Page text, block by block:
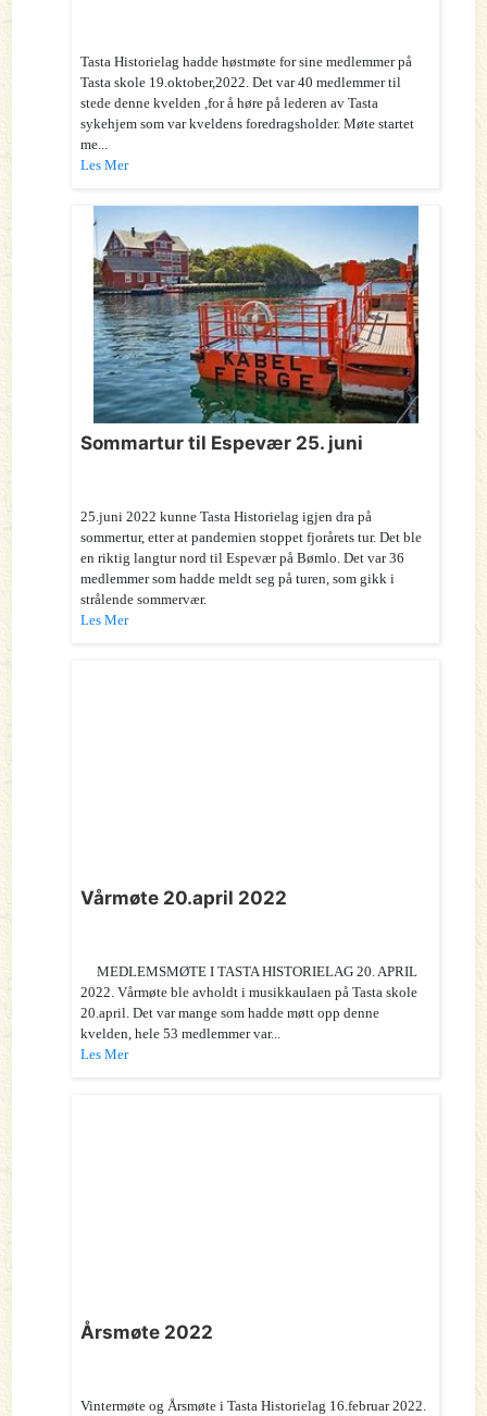
Tasta Historielag hadde høstmøte for sine medlemmer på
Tasta skole 19.oktober,2022. Det var 40 medlemmer til
stede denne kvelden ,for å høre på lederen av Tasta
sykehjem som var kveldens foredragsholder. Møte startet
me...
Les Mer
Sommartur til Espevær 25. juni
25.juni 2022 kunne Tasta Historielag igjen dra på
sommertur, etter at pandemien stoppet fjorårets tur. Det ble
en riktig langtur nord til Espevær på Bømlo. Det var 36
medlemmer som hadde meldt seg på turen, som gikk i
strålende sommervær.
Les Mer
Vårmøte 20.april 2022
MEDLEMSMØTE I TASTA HISTORIELAG 20. APRIL
2022. Vårmøte ble avholdt i musikkaulaen på Tasta skole
20.april. Det var mange som hadde møtt opp denne
kvelden, hele 53 medlemmer var...
Les Mer
Årsmøte 2022
Vintermøte og Årsmøte i Tasta Historielag 16.februar 2022.